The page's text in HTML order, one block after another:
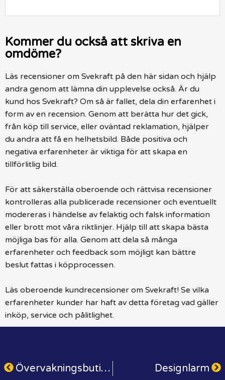
Kommer du också att skriva en
omdöme?
Läs recensioner om Svekraft på den här sidan och hjälp
andra genom att lämna din upplevelse också. Är du
kund hos Svekraft? Om så är fallet, dela din erfarenhet i
form av en recension. Genom att berätta hur det gick,
från köp till service, eller oväntad reklamation, hjälper
du andra att få en helhetsbild. Både positiva och
negativa erfarenheter är viktiga för att skapa en
tillförlitlig bild.
För att säkerställa oberoende och rättvisa recensioner
kontrolleras alla publicerade recensioner och eventuellt
modereras i händelse av felaktig och falsk information
eller brott mot våra riktlinjer. Hjälp till att skapa bästa
möjliga bas för alla. Genom att dela så många
erfarenheter och feedback som möjligt kan bättre
beslut fattas i köpprocessen.
Läs oberoende kundrecensioner om Svekraft! Se vilka
erfarenheter kunder har haft av detta företag vad gäller
inköp, service och pålitlighet.
Övervakningsbutiken Designlarm